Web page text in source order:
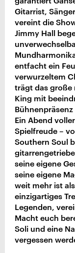
Gitarrist,
vereint die
Jimmy Hall
entfacht ein
verwurzeltem
trägt das große
King mit
Ein Abend
Spielfreude –
Southern Soul
seine eigene
seine eigene
weit mehr ist
einzigartiges
Legenden,
Macht euch
Soli und eine
vergessen